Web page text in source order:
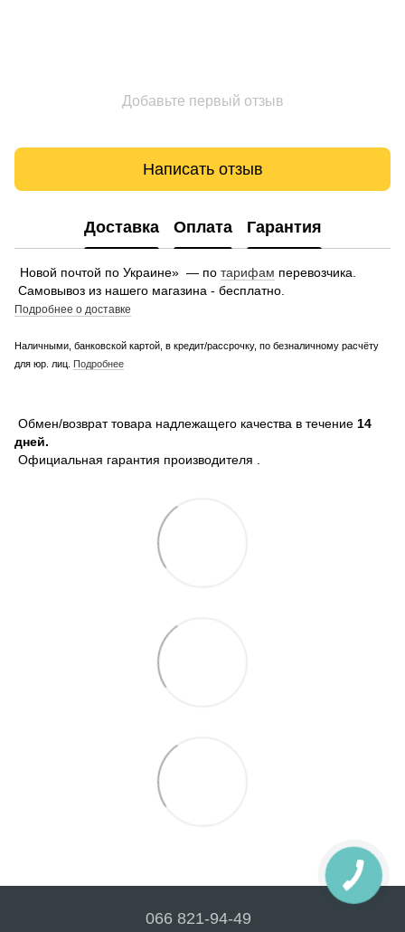
Добавьте первый отзыв
Написать отзыв
Доставка Оплата Гарантия
Новой почтой по Украине» — по тарифам перевозчика.
Самовывоз из нашего магазина - бесплатно.
Подробнее о доставке
Наличными, банковской картой, в кредит/рассрочку, по безналичному расчёту
для юр. лиц.
Подробнее
Обмен/возврат товара надлежащего качества в течение 14
дней.
Официальная гарантия производителя .
066 821-94-49